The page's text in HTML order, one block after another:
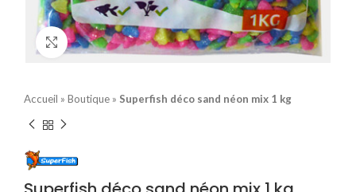
Click to enlarge
Accueil » Boutique » Superfish déco sand néon mix 1 kg